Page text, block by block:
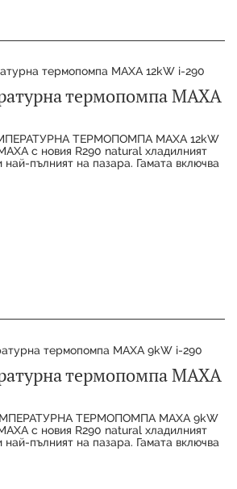
термопомпа MAXA
ТЕРМОПОМПА MAXA 12kW
с новия R290 natural хладилният
най-пълният на пазара. Гамата включва
термопомпа MAXA
ТЕРМОПОМПА MAXA 9kW
с новия R290 natural хладилният
най-пълният на пазара. Гамата включва